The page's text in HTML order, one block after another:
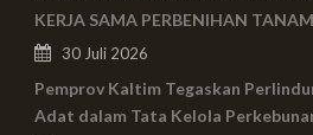
KERJA SAMA PERBENIHAN
30 Juli 2026
Pemprov Kaltim Tegaskan
Adat dalam Tata Kelola